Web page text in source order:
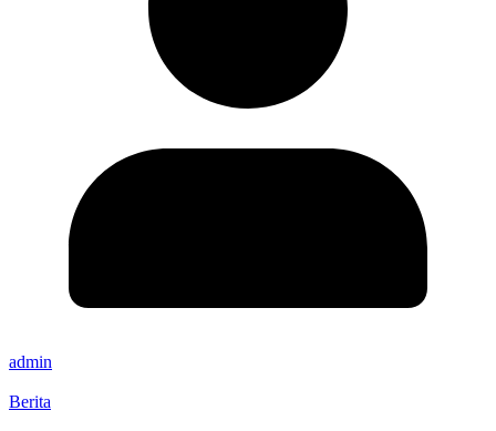
admin
Berita